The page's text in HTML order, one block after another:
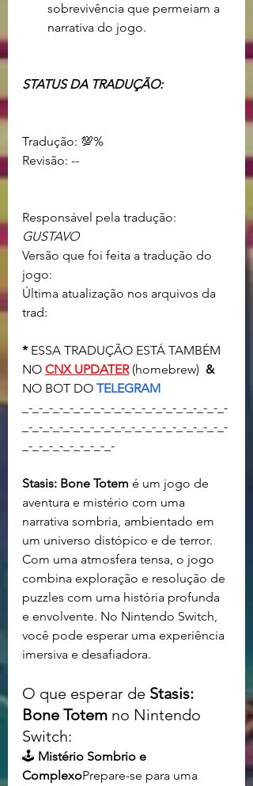
sobrevivência que permeiam a
narrativa do jogo.
STATUS DA TRADUÇÃO:
Revisão: --
Responsável pela tradução:
GUSTAVO
Versão que foi feita a tradução do
jogo:
Última atualização nos arquivos da
trad:
* ESSA TRADUÇÃO ESTÁ TAMBÉM
NO CNX UPDATER (homebrew) &
NO BOT DO TELEGRAM
_-_-_-_-_-_-_-_-_-_-_-_-_-_-_-_-_-_-_-_-
_-_-_-_-_-_-_-_-_-_-_-_-_-_-_-_-_-_-_-_-
_-_-_-_-_-_-_-_-_-
Stasis: Bone Totem é um jogo de
aventura e mistério com uma
narrativa sombria, ambientado em
um universo distópico e de terror.
Com uma atmosfera tensa, o jogo
combina exploração e resolução de
puzzles com uma história profunda
e envolvente. No Nintendo Switch,
você pode esperar uma experiência
imersiva e desafiadora.
O que esperar de Stasis:
Bone Totem no Nintendo
Switch:
🕹️ Mistério Sombrio e
ComplexoPrepare-se para uma